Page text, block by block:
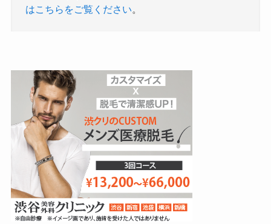
はこちらをご覧ください。